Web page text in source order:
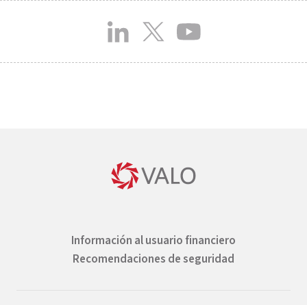
Información al usuario financiero
Recomendaciones de seguridad